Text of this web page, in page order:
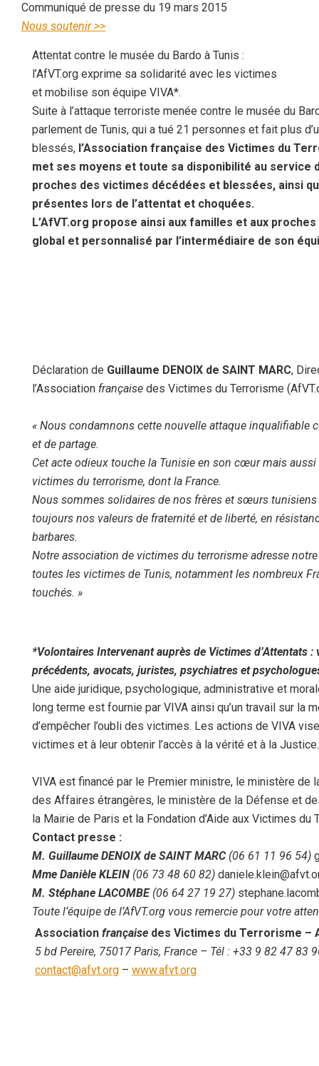
Communiqué de presse du 19 mars 2015
Nous soutenir >>
Attentat contre le musée du Bardo à Tunis :
l’AfVT.org exprime sa solidarité avec les victimes
et mobilise son équipe VIVA*.
Suite à l’attaque terroriste menée contre le musée du
parlement de Tunis, qui a tué 21 personnes et fait plus
blessés, l’Association française des Victimes du
met ses moyens et toute sa disponibilité au service
proches des victimes décédées et blessées, ainsi
présentes lors de l’attentat et choquées.
L’AfVT.org propose ainsi aux familles et aux
global et personnalisé par l’intermédiaire de son
Déclaration de Guillaume DENOIX de SAINT MARC,
l’Association française des Victimes du Terrorisme
« Nous condamnons cette nouvelle attaque inqualifiable
et de partage.
Cet acte odieux touche la Tunisie en son cœur mais
victimes du terrorisme, dont la France.
Nous sommes solidaires de nos frères et sœurs
toujours nos valeurs de fraternité et de liberté, en
barbares.
Notre association de victimes du terrorisme adresse
toutes les victimes de Tunis, notamment les nombreux
touchés. »
*Volontaires Intervenant auprès de Victimes d’Attentats :
précédents, avocats, juristes, psychiatres et
Une aide juridique, psychologique, administrative et
long terme est fournie par VIVA ainsi qu’un travail sur la
d’empêcher l’oubli des victimes. Les actions de VIVA
victimes et à leur obtenir l’accès à la vérité et à la Justice.
VIVA est financé par le Premier ministre, le ministère de
des Affaires étrangères, le ministère de la Défense et
la Mairie de Paris et la Fondation d’Aide aux Victimes du
Contact presse :
M. Guillaume DENOIX de SAINT MARC(06 61 11 96 54)
Mme Danièle KLEIN (06 73 48 60 82)
M. Stéphane LACOMBE(06 64 27 19 27)
Toute l’équipe de l’AfVT.org vous remercie pour votre
Association française des Victimes du Terrorisme –
5 bd Pereire, 75017 Paris, France – Tél : +33 9 82 47 83
contact@afvt.org – www.afvt.org